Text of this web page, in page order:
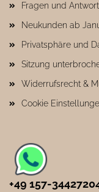
Fragen und
Neukunden ab
Privatsphäre und
Sitzung
Widerrufsrecht &
Cookie
+49 157-